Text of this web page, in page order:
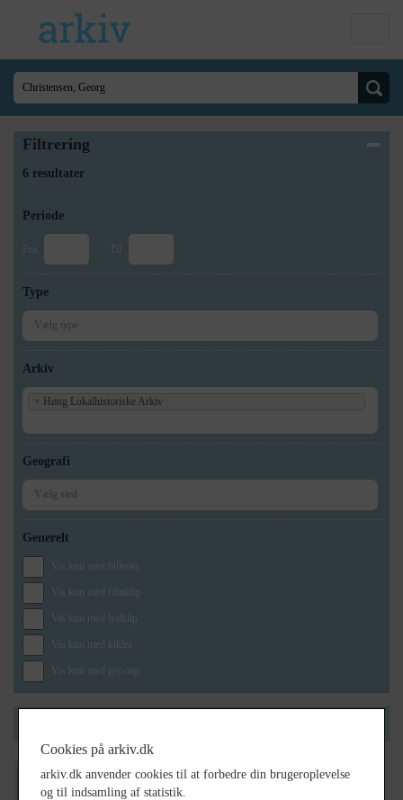
Filtrering
6 resultater
Periode
Fra Til
Type
Arkiv
× Høng Lokalhistoriske Arkiv
Geografi
Generelt
Vis kun med billeder
Vis kun med filmklip
Vis kun med lydklip
Vis kun med kilder
Vis kun med geo-tag
1000
Malerforretning Hovedgaden 42 1. Grethe
Cookies på arkiv.dk
arkiv.dk anvender cookies til at forbedre din brugeroplevelse
og til indsamling af statistik.